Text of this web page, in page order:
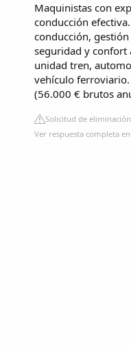
Maquinistas con
conducción
conducción,
seguridad y confort
unidad tren,
vehículo
(56.000 € brutos
Solicitud de eliminación
Ver respuesta completa